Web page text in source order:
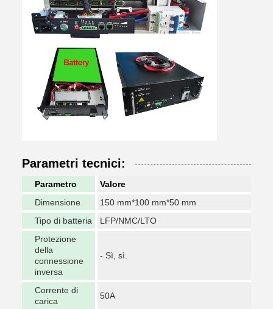
Parametri tecnici:
Parametro
Valore
Dimensione
150 mm*100 mm*50 mm
Tipo di batteria
LFP/NMC/LTO
Protezione
della
connessione
inversa
- Sì, sì.
Corrente di
carica
50A